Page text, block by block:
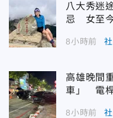
八大秀迷
忌 女至
8小時前
高雄晚間
車」 電
8小時前